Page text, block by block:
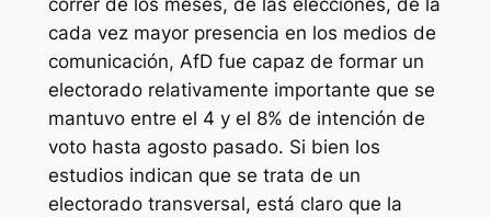
correr de los meses, de las elecciones, de la
cada vez mayor presencia en los medios de
comunicación, AfD fue capaz de formar un
electorado relativamente importante que se
mantuvo entre el 4 y el 8% de intención de
voto hasta agosto pasado. Si bien los
estudios indican que se trata de un
electorado transversal, está claro que la